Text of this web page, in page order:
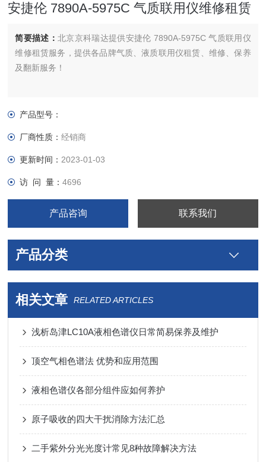
安捷伦 7890A-5975C 气质联用仪维修租赁
简要描述：北京京科瑞达提供安捷伦 7890A-5975C 气质联用仪
维修租赁服务，提供各品牌气质、液质联用仪租赁、维修、保养
及翻新服务！
产品型号：
厂商性质：经销商
更新时间： 2023-01-03
访 问 量：4696
产品咨询 联系我们
产品分类
相关文章 RELATED ARTICLES
浅析岛津LC10A液相色谱仪日常简易保养及维护
顶空气相色谱法 优势和应用范围
液相色谱仪各部分组件应如何养护
原子吸收的四大干扰消除方法汇总
二手紫外分光光度计常见8种故障解决方法